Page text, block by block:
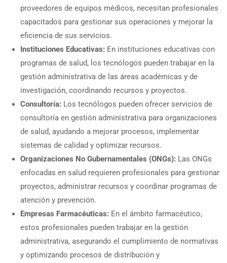
proveedores de equipos médicos, necesitan profesionales
capacitados para gestionar sus operaciones y mejorar la
eficiencia de sus servicios.
Instituciones Educativas: En instituciones educativas con
programas de salud, los tecnólogos pueden trabajar en la
gestión administrativa de las áreas académicas y de
investigación, coordinando recursos y proyectos.
Consultoría: Los tecnólogos pueden ofrecer servicios de
consultoría en gestión administrativa para organizaciones
de salud, ayudando a mejorar procesos, implementar
sistemas de calidad y optimizar recursos.
Organizaciones No Gubernamentales (ONGs): Las ONGs
enfocadas en salud requieren profesionales para gestionar
proyectos, administrar recursos y coordinar programas de
atención y prevención.
Empresas Farmacéuticas: En el ámbito farmacéutico,
estos profesionales pueden trabajar en la gestión
administrativa, asegurando el cumplimiento de normativas
y optimizando procesos de distribución y